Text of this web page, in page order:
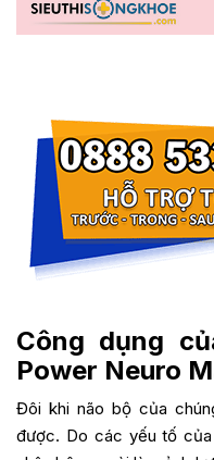
Công dụng
Power Neuro
Đôi khi não bộ của
được. Do các yếu tố